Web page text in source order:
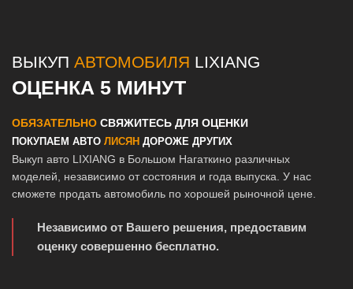
ВЫКУП АВТОМОБИЛЯ LIXIANG
ОЦЕНКА 5 МИНУТ
ОБЯЗАТЕЛЬНО СВЯЖИТЕСЬ ДЛЯ ОЦЕНКИ
ПОКУПАЕМ АВТО ЛИСЯН ДОРОЖЕ ДРУГИХ
Выкуп авто LIXIANG в Большом Нагаткино различных
моделей, независимо от состояния и года выпуска. У нас
сможете продать автомобиль по хорошей рыночной цене.
Независимо от Вашего решения, предоставим
оценку совершенно бесплатно.